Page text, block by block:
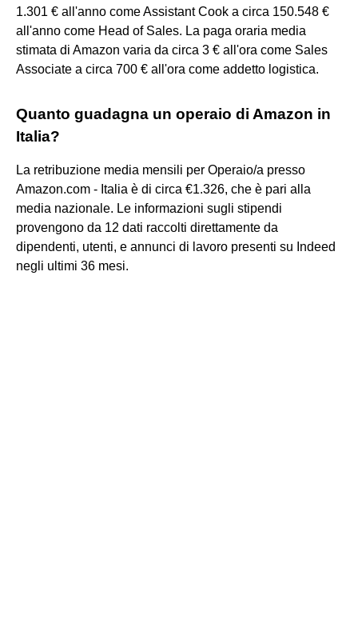
1.301 € all'anno come Assistant Cook a circa 150.548 €
all'anno come Head of Sales. La paga oraria media
stimata di Amazon varia da circa 3 € all'ora come Sales
Associate a circa 700 € all'ora come addetto logistica.
Quanto guadagna un operaio di Amazon in
Italia?
La retribuzione media mensili per Operaio/a presso
Amazon.com - Italia è di circa €1.326, che è pari alla
media nazionale. Le informazioni sugli stipendi
provengono da 12 dati raccolti direttamente da
dipendenti, utenti, e annunci di lavoro presenti su Indeed
negli ultimi 36 mesi.